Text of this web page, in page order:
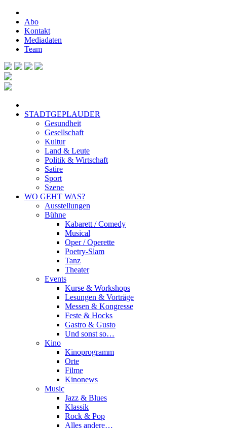
Abo
Kontakt
Mediadaten
Team
STADTGEPLAUDER
Gesundheit
Gesellschaft
Kultur
Land & Leute
Politik & Wirtschaft
Satire
Sport
Szene
WO GEHT WAS?
Ausstellungen
Bühne
Kabarett / Comedy
Musical
Oper / Operette
Poetry-Slam
Tanz
Theater
Events
Kurse & Workshops
Lesungen & Vorträge
Messen & Kongresse
Feste & Hocks
Gastro & Gusto
Und sonst so…
Kino
Kinoprogramm
Orte
Filme
Kinonews
Music
Jazz & Blues
Klassik
Rock & Pop
Alles andere…